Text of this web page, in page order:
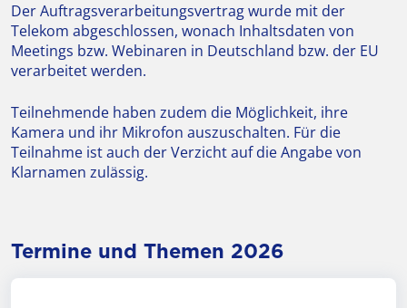
Der Auftragsverarbeitungsvertrag wurde mit der
Telekom abgeschlossen, wonach Inhaltsdaten von
Meetings bzw. Webinaren in Deutschland bzw. der EU
verarbeitet werden.
Teilnehmende haben zudem die Möglichkeit, ihre
Kamera und ihr Mikrofon auszuschalten. Für die
Teilnahme ist auch der Verzicht auf die Angabe von
Klarnamen zulässig.
Termine und Themen 2026